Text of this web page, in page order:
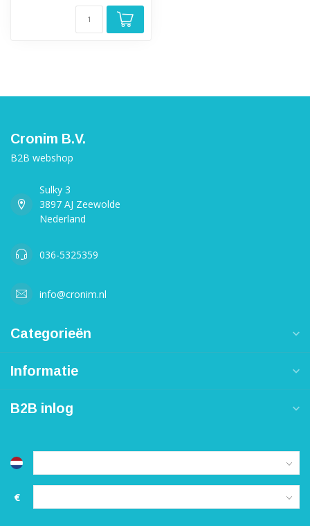
Cronim B.V.
B2B webshop
Sulky 3
3897 AJ Zeewolde
Nederland
036-5325359
info@cronim.nl
Categorieën
Informatie
B2B inlog
€